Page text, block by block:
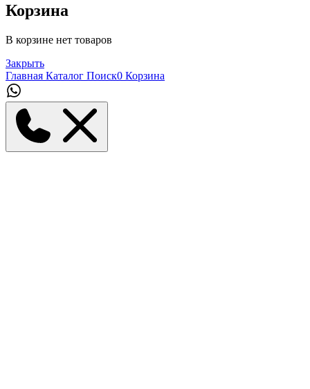
Корзина
В корзине нет товаров
Закрыть
Главная Каталог Поиск0 Корзина